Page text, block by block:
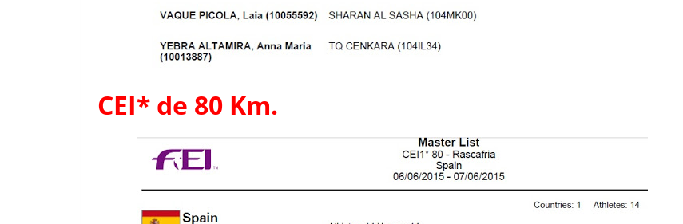
CEI* de 80 Km.